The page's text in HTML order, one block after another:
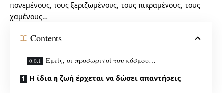
πονεμένους, τους ξεριζωμένους, τους πικραμένους, τους
χαμένους…
Contents
Εμείς, οι προσωρινοί του κόσμου…
Η ίδια η ζωή έρχεται να δώσει απαντήσεις